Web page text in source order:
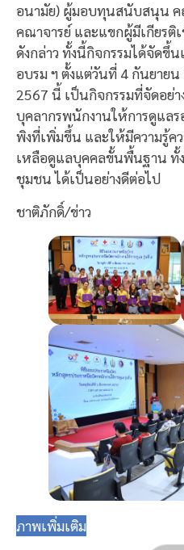
อนามัย) ผู้มอบทุนสนับสนุน ค
คณาจารย์ และแขกผู้มีเกียรติ
ดังกล่าว ทั้งนี้กิจกรรมได้จัดขึ้
อบรม ฯ ตั้งแต่วันที่ 4 กันยาย
2567 นี้ เป็นกิจกรรมที่จัดอย่
บุคลากรพนักงานให้การดูแล
พิงที่เพิ่มขึ้น และให้มีความรู้ค
เหลือดูแลบุคคลขั้นพื้นฐาน ทั้
ชุมชน ได้เป็นอย่างดีต่อไป
ชาติภักดิ์/ข่าว
ภาพเพิ่มเติม